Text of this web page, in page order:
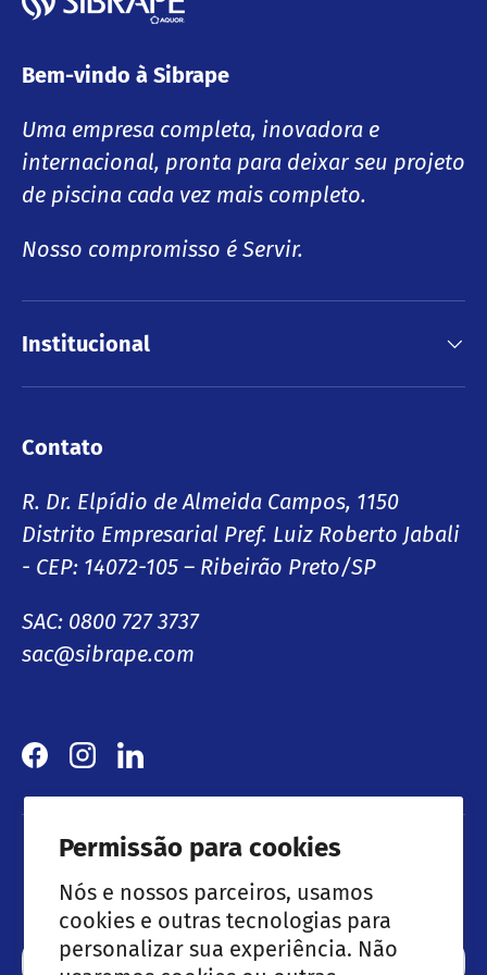
Permissão para cookies
Nós e nossos parceiros, usamos
cookies e outras tecnologias para
personalizar sua experiência. Não
Bem-vindo à Sibrape
Uma empresa completa, inovadora e
internacional, pronta para deixar seu projeto
de piscina cada vez mais completo.
Nosso compromisso é Servir.
Institucional
Contato
R. Dr. Elpídio de Almeida Campos, 1150
Distrito Empresarial Pref. Luiz Roberto Jabali
- CEP: 14072-105 – Ribeirão Preto/SP
SAC: 0800 727 3737
sac@sibrape.com
Facebook
InstagramLinkedIn
Lançamentos & Ofertas especiais
Email